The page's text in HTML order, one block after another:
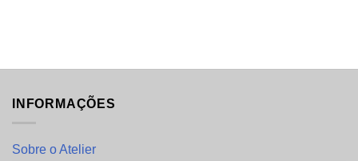
INFORMAÇÕES
Sobre o Atelier